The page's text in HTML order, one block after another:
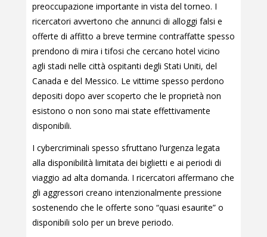
preoccupazione importante in vista del torneo. I
ricercatori avvertono che annunci di alloggi falsi e
offerte di affitto a breve termine contraffatte spesso
prendono di mira i tifosi che cercano hotel vicino
agli stadi nelle città ospitanti degli Stati Uniti, del
Canada e del Messico. Le vittime spesso perdono
depositi dopo aver scoperto che le proprietà non
esistono o non sono mai state effettivamente
disponibili.
I cybercriminali spesso sfruttano l’urgenza legata
alla disponibilità limitata dei biglietti e ai periodi di
viaggio ad alta domanda. I ricercatori affermano che
gli aggressori creano intenzionalmente pressione
sostenendo che le offerte sono “quasi esaurite” o
disponibili solo per un breve periodo.